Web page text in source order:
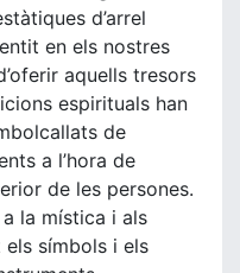
d’arrel
en els nostres
aquells tresors
espirituals han
de
a l’hora de
de les persones.
la mística i als
els símbols i els